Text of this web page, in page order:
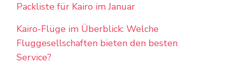
Packliste für Kairo im Januar
Kairo-Flüge im Überblick: Welche
Fluggesellschaften bieten den besten
Service?